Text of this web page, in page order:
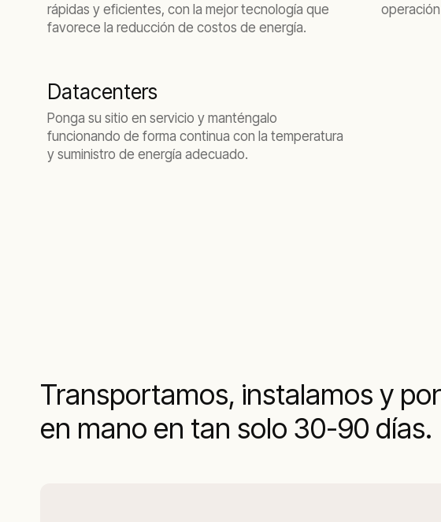
rápidas y eficientes, con la mejor tecnología que
favorece la reducción de costos de energía.
Datacenters
Ponga su sitio en servicio y manténgalo
funcionando de forma continua con la temperatura
y suministro de energía adecuado.
Transportamos, instalamos y
en mano en tan solo 30-90 días.